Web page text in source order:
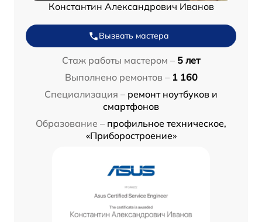
Константин Александрович Иванов
Вызвать мастера
Стаж работы мастером – 5 лет
Выполнено ремонтов – 1 160
Специализация – ремонт ноутбуков и
смартфонов
Образование – профильное техническое,
«Приборостроение»